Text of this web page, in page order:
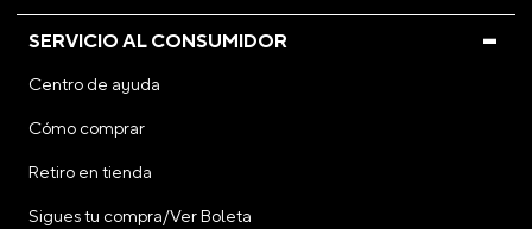
SERVICIO AL CONSUMIDOR
Centro de ayuda
Cómo comprar
Retiro en tienda
Sigues tu compra/Ver Boleta